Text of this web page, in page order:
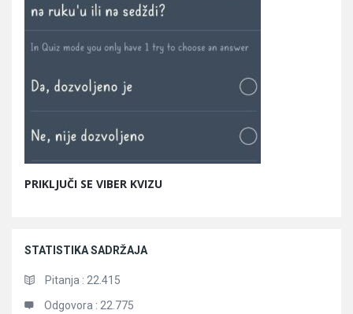
PRIKLJUČI SE VIBER KVIZU
STATISTIKA SADRŽAJA
Pitanja : 22.415
Odgovora : 22.775